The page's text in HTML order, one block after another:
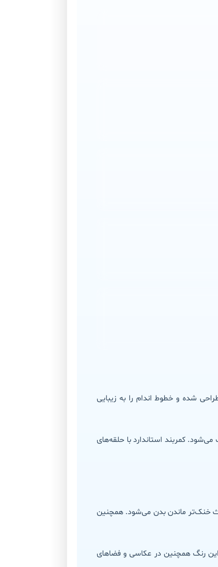
شده و خطوط اندام را به زیبایی
مدرن محسوب می‌شود. کمربند استاندارد با حلقه‌های
خنک‌تر ماندن بدن می‌شود. همچنین
رنگ همچنین در عکاسی و فضاهای